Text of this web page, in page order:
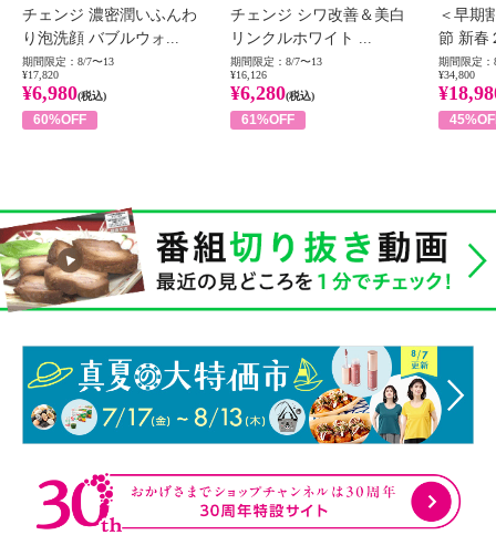
チェンジ 濃密潤いふんわ
り泡洗顔 バブルウォ...
期間限定：8/7〜13
¥17,820
¥6,980(税込)
60%OFF
チェンジ シワ改善＆美白
リンクルホワイト ...
期間限定：8/7〜13
¥16,126
¥6,280(税込)
61%OFF
＜早期
節 新春
期間限定：
¥34,800